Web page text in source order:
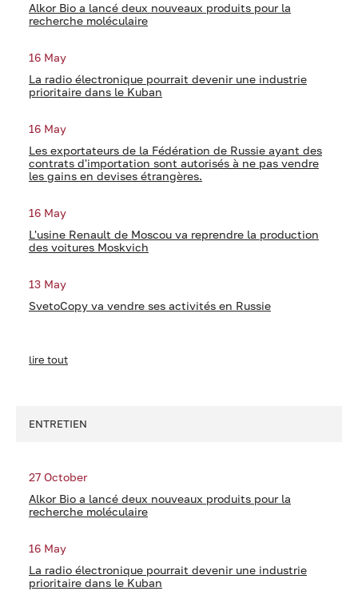
Alkor Bio a lancé deux nouveaux produits pour la
recherche moléculaire
16 May
La radio électronique pourrait devenir une industrie
prioritaire dans le Kuban
16 May
Les exportateurs de la Fédération de Russie ayant des
contrats d'importation sont autorisés à ne pas vendre
les gains en devises étrangères.
16 May
L'usine Renault de Moscou va reprendre la production
des voitures Moskvich
13 May
SvetoCopy va vendre ses activités en Russie
lire tout
ENTRETIEN
27 October
Alkor Bio a lancé deux nouveaux produits pour la
recherche moléculaire
16 May
La radio électronique pourrait devenir une industrie
prioritaire dans le Kuban